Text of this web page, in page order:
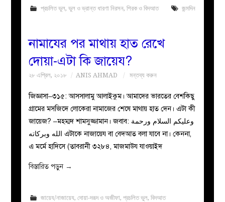
প্রচলিত ভুল, ভুল ও ভ্রান্ত ধারণা নিরসন, শিরক ও বিদআত জন্মদিন
নামাযের পর মাথায় হাত রেখে
দোয়া-এটা কি জায়েয?
২৮ এপ্রিল, ২০১৮ ANIS AHMAD মন্তব্য করুন
জিজ্ঞাসা–৩১৫: আসসালামু আলাইকুম। আমাদের ভারতের বেশকিছু
গ্রামের মসজিদে লোকেরা নামাজের শেষে মাথায় হাত দেন। এটা কী
জায়েজ? –মহম্মদ শামসুজ্জামান। জবাব: وعليكم السلام ورحمة
الله وبركاته এটাকে নাজায়েয বা বেদআত বলা যাবে না। কেননা,
এ মর্মে হাদিসে (তাবরানী ৩২৮৪, মাজমাউয যাওয়াইদ
বিস্তারিত পড়ুন →
জায়েয/নাজায়েয, দোয়া-দরূদ ও অজীফা, প্রচলিত ভুল, বিদআত